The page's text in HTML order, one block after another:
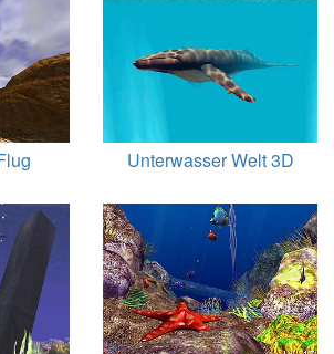
Unterwasser Welt 3D